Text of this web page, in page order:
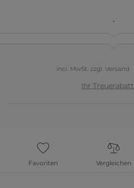
incl. MwSt. zzgl. Versand
Ihr Treuerabatt
Favoriten Vergleichen